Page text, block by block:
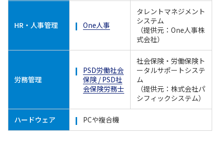
HR・人事管理 One人事
タレントマネジメント
システム
（提供元：One人事株
式会社）
労務管理
PSD労働社会
保険 / PSD社
会保険労務士
社会保険・労働保険ト
ータルサポートシステ
ム
（提供元：株式会社パ
シフィックシステム）
ハードウェア PCや複合機